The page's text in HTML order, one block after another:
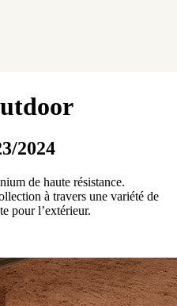
2024
de haute résistance.
à travers une variété de
pour l’extérieur.